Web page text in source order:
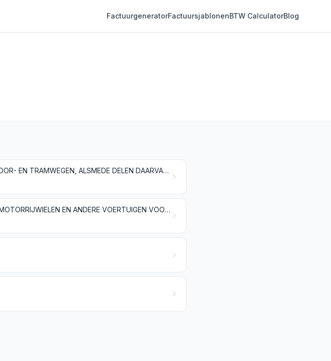
FactuurgeneratorFactuursjablonenBTW CalculatorBlog
ROLLEND EN ANDER MATERIEEL VOOR SPOOR- EN TRAMWEGEN, ALSMEDE DELEN DAARVAN; MECHANISCHE (ELEKTROMECHANISCHE DAARONDER BEGREPEN) SIGNAAL- EN WAARSCHUWINGSTOESTELLEN VOOR HET VERKEER
AUTOMOBIELEN, TRACTORS, RIJWIELEN, MOTORRIJWIELEN EN ANDERE VOERTUIGEN VOOR VERVOER OVER LAND, ALSMEDE DELEN EN TOEBEHOREN DAARVAN